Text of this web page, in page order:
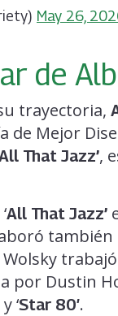
May 26,
de
trayectoria,
de Mejor
That Jazz’,
All That Jazz’
por Dustin
y ‘Star 80′.